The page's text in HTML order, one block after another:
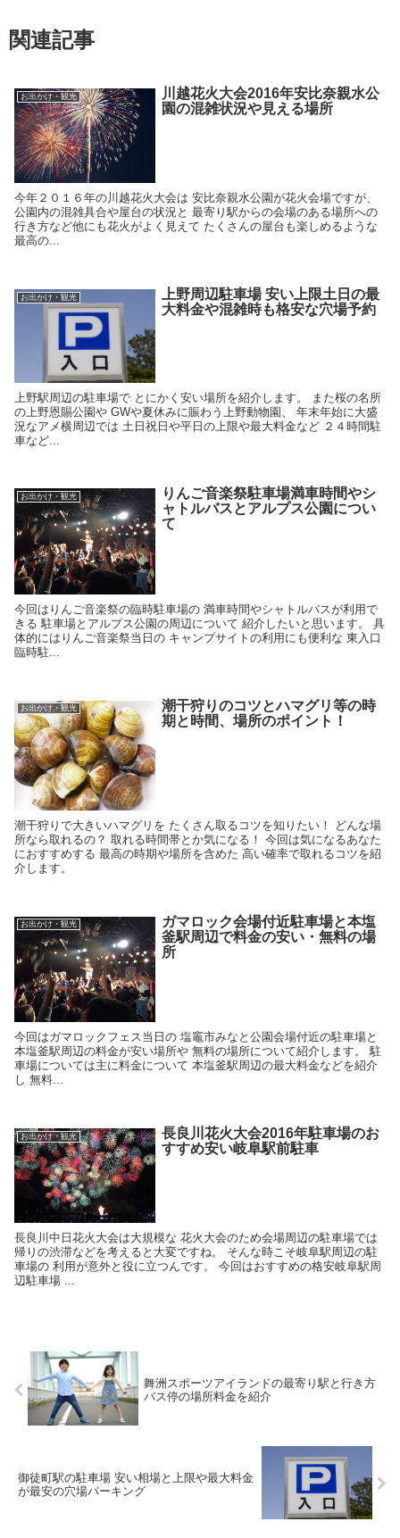
関連記事
お出かけ・観光
川越花火大会2016年安比奈親水公
園の混雑状況や見える場所
今年２０１６年の川越花火大会は 安比奈親水公園が花火会場ですが、
公園内の混雑具合や屋台の状況と 最寄り駅からの会場のある場所への
行き方など他にも花火がよく見えて たくさんの屋台も楽しめるような
最高の...
お出かけ・観光
上野周辺駐車場 安い上限土日の最
大料金や混雑時も格安な穴場予約
上野駅周辺の駐車場で とにかく安い場所を紹介します。 また桜の名所
の上野恩賜公園や GWや夏休みに賑わう上野動物園、 年末年始に大盛
況なアメ横周辺では 土日祝日や平日の上限や最大料金など ２４時間駐
車など...
お出かけ・観光
りんご音楽祭駐車場満車時間やシ
ャトルバスとアルプス公園につい
て
今回はりんご音楽祭の臨時駐車場の 満車時間やシャトルバスが利用で
きる 駐車場とアルプス公園の周辺について 紹介したいと思います。 具
体的にはりんご音楽祭当日の キャンプサイトの利用にも便利な 東入口
臨時駐...
お出かけ・観光
潮干狩りのコツとハマグリ等の時
期と時間、場所のポイント！
潮干狩りで大きいハマグリを たくさん取るコツを知りたい！ どんな場
所なら取れるの？ 取れる時間帯とか気になる！ 今回は気になるあなた
におすすめする 最高の時期や場所を含めた 高い確率で取れるコツを紹
介します。
お出かけ・観光
ガマロック会場付近駐車場と本塩
釜駅周辺で料金の安い・無料の場
所
今回はガマロックフェス当日の 塩竈市みなと公園会場付近の駐車場と
本塩釜駅周辺の料金が安い場所や 無料の場所について紹介します。 駐
車場については主に料金について 本塩釜駅周辺の最大料金などを紹介
し 無料...
お出かけ・観光
長良川花火大会2016年駐車場のお
すすめ安い岐阜駅前駐車
長良川中日花火大会は大規模な 花火大会のため会場周辺の駐車場では
帰りの渋滞などを考えると大変ですね。 そんな時こそ岐阜駅周辺の駐
車場の 利用が意外と役に立つんです。 今回はおすすめの格安岐阜駅周
辺駐車場 ...
舞洲スポーツアイランドの最寄り駅と行き方
バス停の場所料金を紹介
御徒町駅の駐車場 安い相場と上限や最大料金
が最安の穴場パーキング